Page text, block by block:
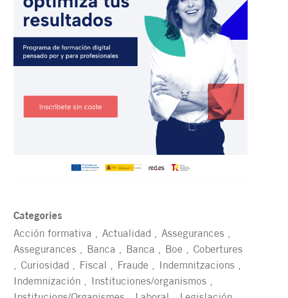
Categories
Acción formativa
Actualidad
Assegurances
Assegurances
Banca Banca Boe
Cobertures
Curiosidad
Fiscal Fraude
Indemnitzacions
Indemnización
Instituciones/organismos